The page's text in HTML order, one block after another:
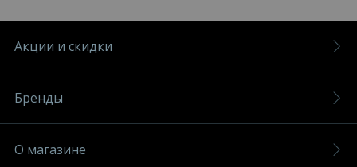
Акции и скидки
Бренды
О магазине